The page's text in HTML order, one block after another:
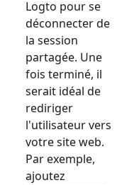
Logto pour se
déconnecter de
la session
partagée. Une
fois terminé, il
serait idéal de
rediriger
l'utilisateur vers
votre site web.
Par exemple,
ajoutez